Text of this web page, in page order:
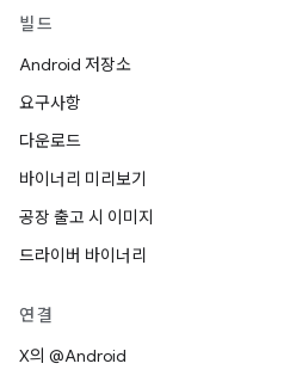
빌드
Android 저장소
요구사항
다운로드
바이너리 미리보기
공장 출고 시 이미지
드라이버 바이너리
연결
X의 @Android